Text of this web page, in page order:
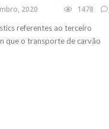
2020 1478
referentes ao terceiro
que o transporte de carvão